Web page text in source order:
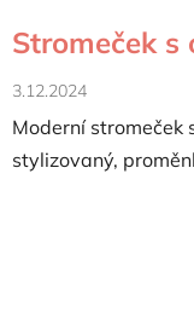
Stromeček
3.12.2024
Moderní stromeček
stylizovaný,